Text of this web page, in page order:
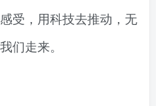
受，用科技去推动，无
们走来。